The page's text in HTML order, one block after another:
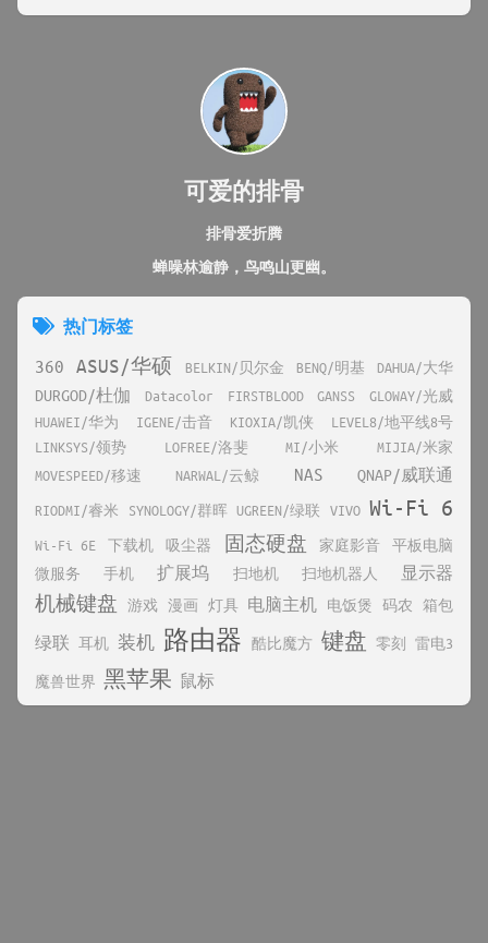
可爱的排骨
排骨爱折腾
蝉噪林逾静，鸟鸣山更幽。
热门标签
360 ASUS/华硕 BELKIN/贝尔金 BENQ/明基 DAHUA/大华
DURGOD/杜伽 Datacolor FIRSTBLOOD GANSS
GLOWAY/光威
HUAWEI/华为
IGENE/击音 KIOXIA/凯侠
LEVEL8/地平线8号
LINKSYS/领势
LOFREE/洛斐 MI/小米
MIJIA/米家
MOVESPEED/移速
NARWAL/云鲸 NAS QNAP/威联通
RIODMI/睿米 SYNOLOGY/群晖 UGREEN/绿联 VIVO Wi-Fi 6
Wi-Fi 6E 下载机 吸尘器 固态硬盘 家庭影音
平板电脑
微服务
手机 扩展坞 扫地机 扫地机器人 显示器
机械键盘 游戏 漫画 灯具 电脑主机 电饭煲 码农 箱包
绿联 耳机 装机 路由器 酷比魔方 键盘 零刻 雷电3
魔兽世界 黑苹果 鼠标